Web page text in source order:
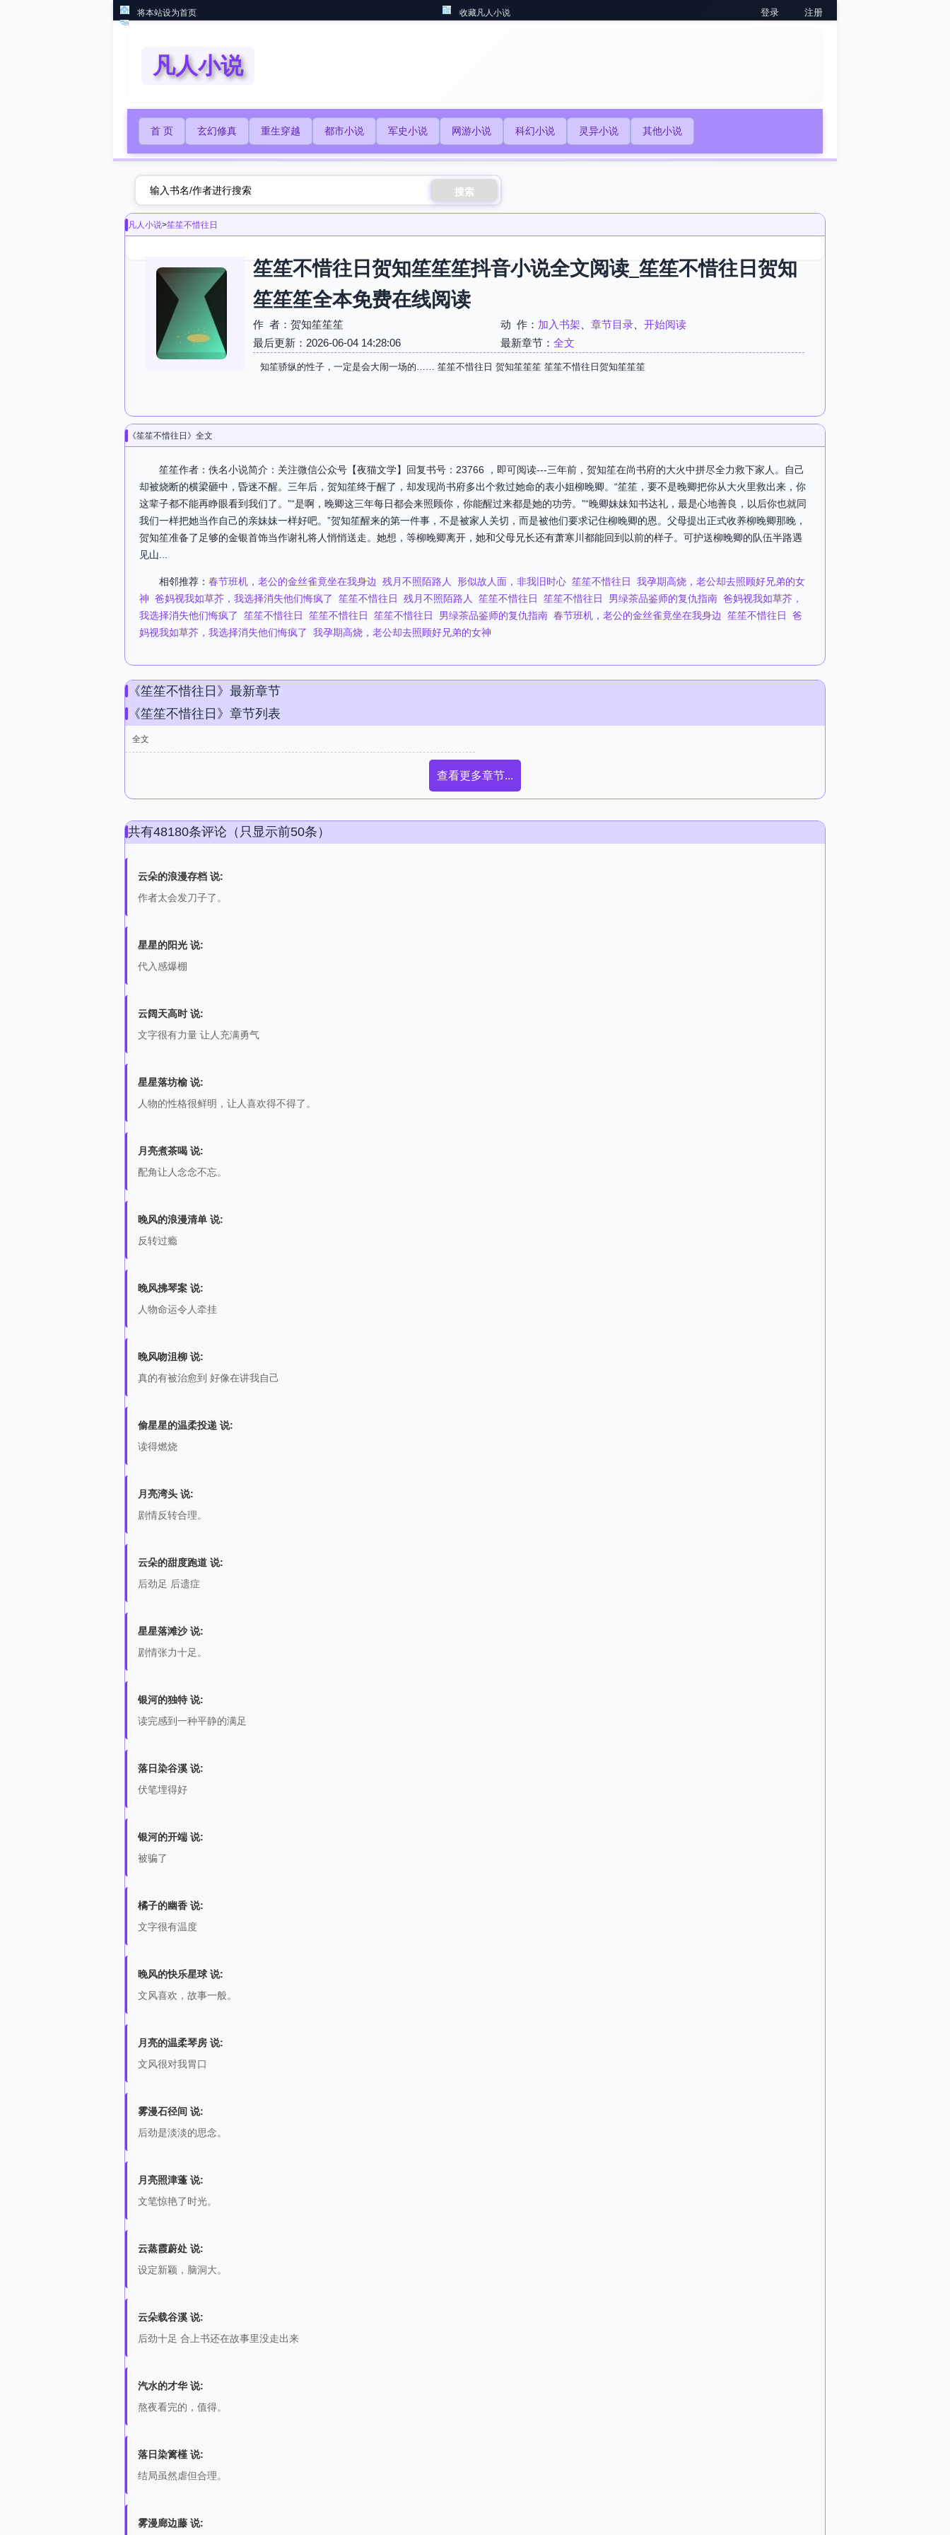
将本站设为首页 收藏凡人小说 登录 注册
凡人小说
首 页 玄幻修真 重生穿越 都市小说 军史小说 网游小说 科幻小说 灵异小说 其他小说
搜索
凡人小说>笙笙不惜往日
笙笙不惜往日贺知笙笙笙抖音小说全文阅读_笙笙不惜往日贺知
笙笙笙全本免费在线阅读
作 者：贺知笙笙笙 动 作： 加入书架 章节目录
开始阅读
最后更新：2026-06-04 14:28:06
最新章节： 全文
知笙骄纵的性子，一定是会大闹一场的…… 笙笙不惜往日 贺知笙笙笙 笙笙不惜往日贺知笙笙笙
《笙笙不惜往日》全文
笙笙作者：佚名小说简介：关注微信公众号【夜猫文学】回复书号：23766 ，即可阅读---三年前，贺知笙在尚书府的大火中拼尽全力救下家人。自己
却被烧断的横梁砸中，昏迷不醒。三年后，贺知笙终于醒了，却发现尚书府多出个救过她命的表小姐柳晚卿。“笙笙，要不是晚卿把你从大火里救出来，你
这辈子都不能再睁眼看到我们了。”“是啊，晚卿这三年每日都会来照顾你，你能醒过来都是她的功劳。”“晚卿妹妹知书达礼，最是心地善良，以后你也就同
我们一样把她当作自己的亲妹妹一样好吧。”贺知笙醒来的第一件事，不是被家人关切，而是被他们要求记住柳晚卿的恩。父母提出正式收养柳晚卿那晚，
贺知笙准备了足够的金银首饰当作谢礼将人悄悄送走。她想，等柳晚卿离开，她和父母兄长还有萧寒川都能回到以前的样子。可护送柳晚卿的队伍半路遇
见山...
相邻推荐： 春节班机，老公的金丝雀竟坐在我身边 残月不照陌路人 形似故人面，非我旧时心 笙笙不惜往日
我孕期高烧，老公却去照顾好兄弟的女
神 爸妈视我如草芥，我选择消失他们悔疯了 笙笙不惜往日 残月不照陌路人 笙笙不惜往日 笙笙不惜往日 男绿茶品鉴师的复仇指南 爸妈视我如草芥，
我选择消失他们悔疯了
笙笙不惜往日 笙笙不惜往日 笙笙不惜往日 男绿茶品鉴师的复仇指南 春节班机，老公的金丝雀竟坐在我身边 笙笙不惜往日
爸
妈视我如草芥，我选择消失他们悔疯了
我孕期高烧，老公却去照顾好兄弟的女神
《笙笙不惜往日》最新章节
《笙笙不惜往日》章节列表
全文
查看更多章节...
共有48180条评论（只显示前50条）
云朵的浪漫存档 说:
作者太会发刀子了。
星星的阳光 说:
代入感爆棚
云阔天高时 说:
文字很有力量 让人充满勇气
星星落坊榆 说:
人物的性格很鲜明，让人喜欢得不得了。
月亮煮茶喝 说:
配角让人念念不忘。
晚风的浪漫清单 说:
反转过瘾
晚风拂琴案 说:
人物命运令人牵挂
晚风吻沮柳 说:
真的有被治愈到 好像在讲我自己
偷星星的温柔投递 说:
读得燃烧
月亮湾头 说:
剧情反转合理。
云朵的甜度跑道 说:
后劲足 后遗症
星星落滩沙 说:
剧情张力十足。
银河的独特 说:
读完感到一种平静的满足
落日染谷溪 说:
伏笔埋得好
银河的开端 说:
被骗了
橘子的幽香 说:
文字很有温度
晚风的快乐星球 说:
文风喜欢，故事一般。
月亮的温柔琴房 说:
文风很对我胃口
雾漫石径间 说:
后劲是淡淡的思念。
月亮照津蓬 说:
文笔惊艳了时光。
云蒸霞蔚处 说:
设定新颖，脑洞大。
云朵载谷溪 说:
后劲十足 合上书还在故事里没走出来
汽水的才华 说:
熬夜看完的，值得。
落日染篱槿 说:
结局虽然虐但合理。
雾漫廊边藤 说: